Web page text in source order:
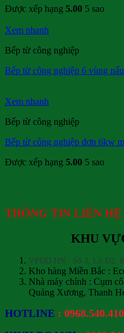
Được xếp hạng 5.00 5 sao
Xem nhanh
Bếp từ công nghiệp
Bếp từ công nghiệp 6 vùng nấu
Xem nhanh
Bếp từ công nghiệp
Bếp từ công nghiệp đơn 6kw
Được xếp hạng 5.00 5 sao
THÔNG TIN LIÊN HỆ
KHU
VPĐD HN : Số 3, Lô D2,
Kho hàng Miền Bắc :
Nhà máy chính : Cụm
Quảng Xương, Thanh
HOTLINE : 0968.540.410